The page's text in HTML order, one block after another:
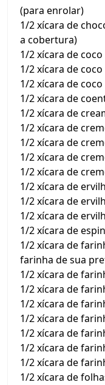
(para enrolar)
1/2 xícara de
a cobertura)
1/2 xícara de
1/2 xícara de
1/2 xícara de
1/2 xícara de
1/2 xícara de
1/2 xícara de
1/2 xícara de
1/2 xícara de
1/2 xícara de
1/2 xícara de
1/2 xícara de
1/2 xícara de
1/2 xícara de
1/2 xícara de
farinha de sua
1/2 xícara de
1/2 xícara de
1/2 xícara de
1/2 xícara de
1/2 xícara de
1/2 xícara de
1/2 xícara de
1/2 xícara de